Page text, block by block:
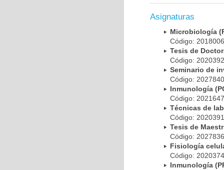
Asignaturas
Microbiología
Código:
Tesis de
Código:
Seminario de
Código:
Inmunología
Código:
Técnicas de
Código:
Tesis de
Código:
Fisiología
Código:
Inmunología